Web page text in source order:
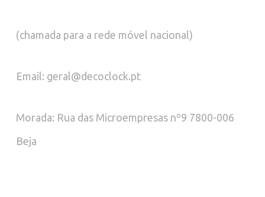
(chamada para a rede móvel nacional)
Email: geral@decoclock.pt
Morada: Rua das Microempresas nº9 7800-006
Beja